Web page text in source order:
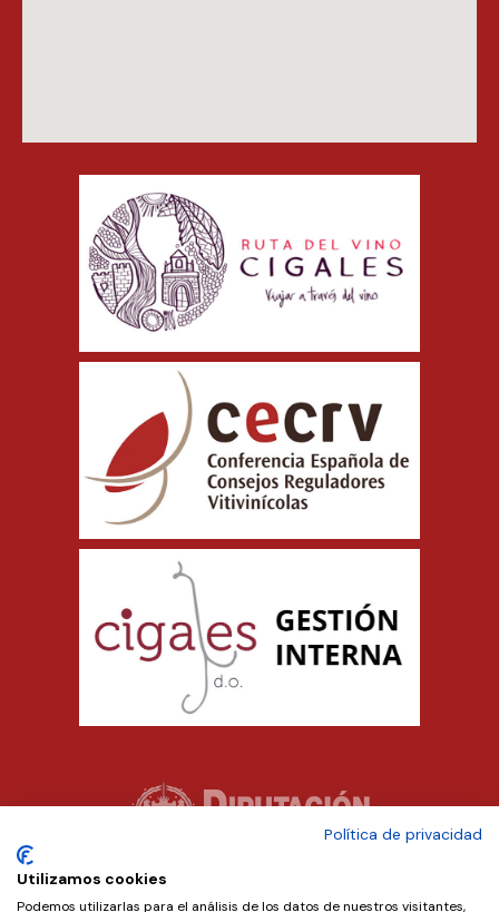
Política de privacidad
Utilizamos cookies
Podemos utilizarlas para el análisis de los datos de nuestros visitantes,